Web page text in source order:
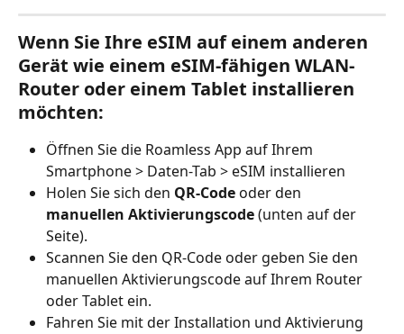
Wenn Sie Ihre eSIM auf einem anderen
Gerät wie einem eSIM-fähigen WLAN-
Router oder einem Tablet installieren
möchten:
Öffnen Sie die Roamless App auf Ihrem
Smartphone > Daten-Tab > eSIM installieren
Holen Sie sich den QR-Code oder den
manuellen Aktivierungscode (unten auf der
Seite).
Scannen Sie den QR-Code oder geben Sie den
manuellen Aktivierungscode auf Ihrem Router
oder Tablet ein.
Fahren Sie mit der Installation und Aktivierung